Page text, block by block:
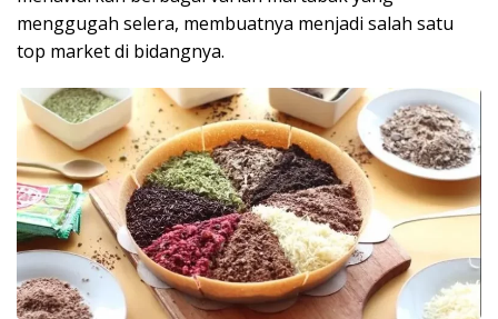
menggugah selera, membuatnya menjadi salah satu
top market di bidangnya.